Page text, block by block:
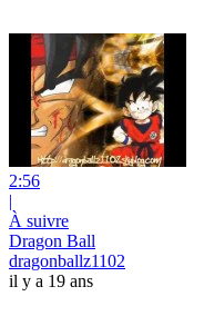
2:56
|
À suivre
Dragon Ball
dragonballz1102
il y a 19 ans